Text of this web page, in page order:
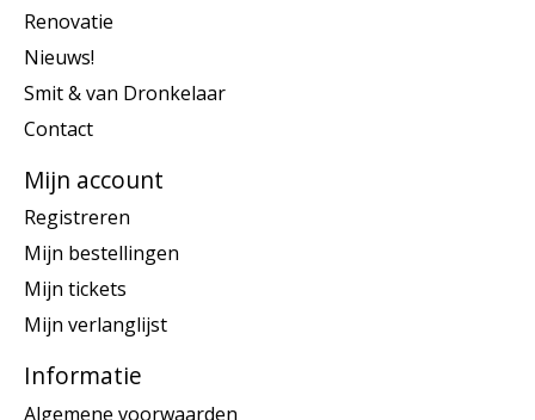
Renovatie
Nieuws!
Smit & van Dronkelaar
Contact
Mijn account
Registreren
Mijn bestellingen
Mijn tickets
Mijn verlanglijst
Informatie
Algemene voorwaarden